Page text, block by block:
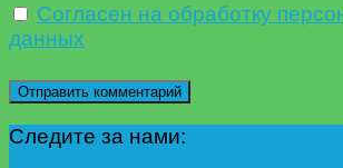
Согласен на обработку
данных
Следите за нами: